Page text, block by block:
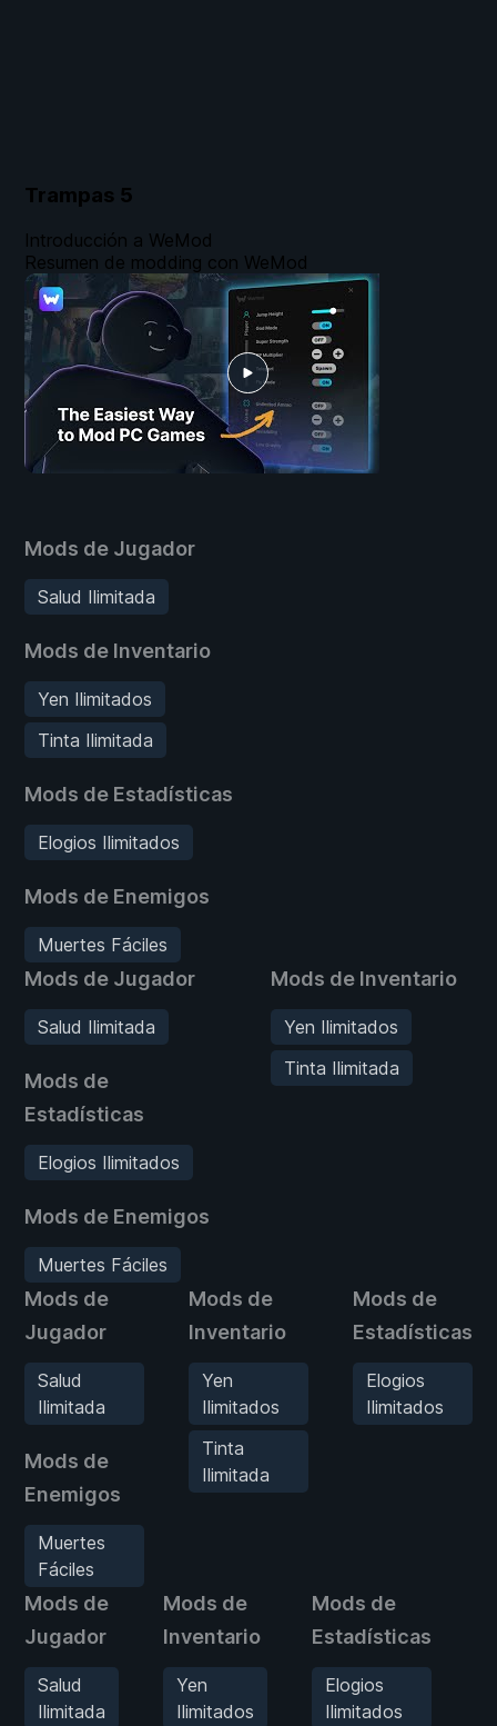
Trampas 5
Mods de Jugador
Salud Ilimitada
Mods de Inventario
Yen Ilimitados
Tinta Ilimitada
Mods de Estadísticas
Elogios Ilimitados
Mods de Enemigos
Muertes Fáciles
Mods de Jugador
Salud Ilimitada
Mods de
Estadísticas
Elogios Ilimitados
Mods de Enemigos
Muertes Fáciles
Mods de Inventario
Yen Ilimitados
Tinta Ilimitada
Mods de
Jugador
Salud
Ilimitada
Mods de
Enemigos
Muertes
Fáciles
Mods de
Inventario
Yen
Ilimitados
Tinta
Ilimitada
Mods de
Estadísticas
Elogios
Ilimitados
Mods de
Jugador
Salud
Ilimitada
Mods de
Inventario
Yen
Ilimitados
Mods de
Estadísticas
Elogios
Ilimitados
Introducción a WeMod
Resumen de modding con WeMod